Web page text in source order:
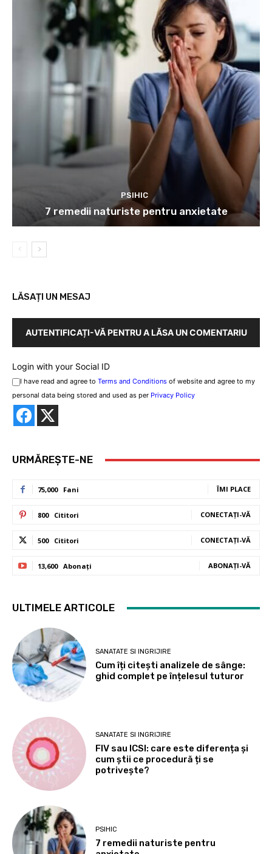
PSIHIC
7 remedii naturiste pentru anxietate
LĂSAȚI UN MESAJ
AUTENTIFICAȚI-VĂ PENTRU A LĂSA UN COMENTARIU
Login with your Social ID
I have read and agree to Terms and Conditions of website and agree to my
personal data being stored and used as per Privacy Policy
URMĂREȘTE-NE
75,000 Fani ÎMI PLACE
800 Cititori CONECTAȚI-VĂ
500 Cititori CONECTAȚI-VĂ
13,600 Abonați ABONAȚI-VĂ
ULTIMELE ARTICOLE
SANATATE SI INGRIJIRE
Cum îți citești analizele de sânge:
ghid complet pe înțelesul tuturor
SANATATE SI INGRIJIRE
FIV sau ICSI: care este diferența și
cum știi ce procedură ți se
potrivește?
PSIHIC
7 remedii naturiste pentru